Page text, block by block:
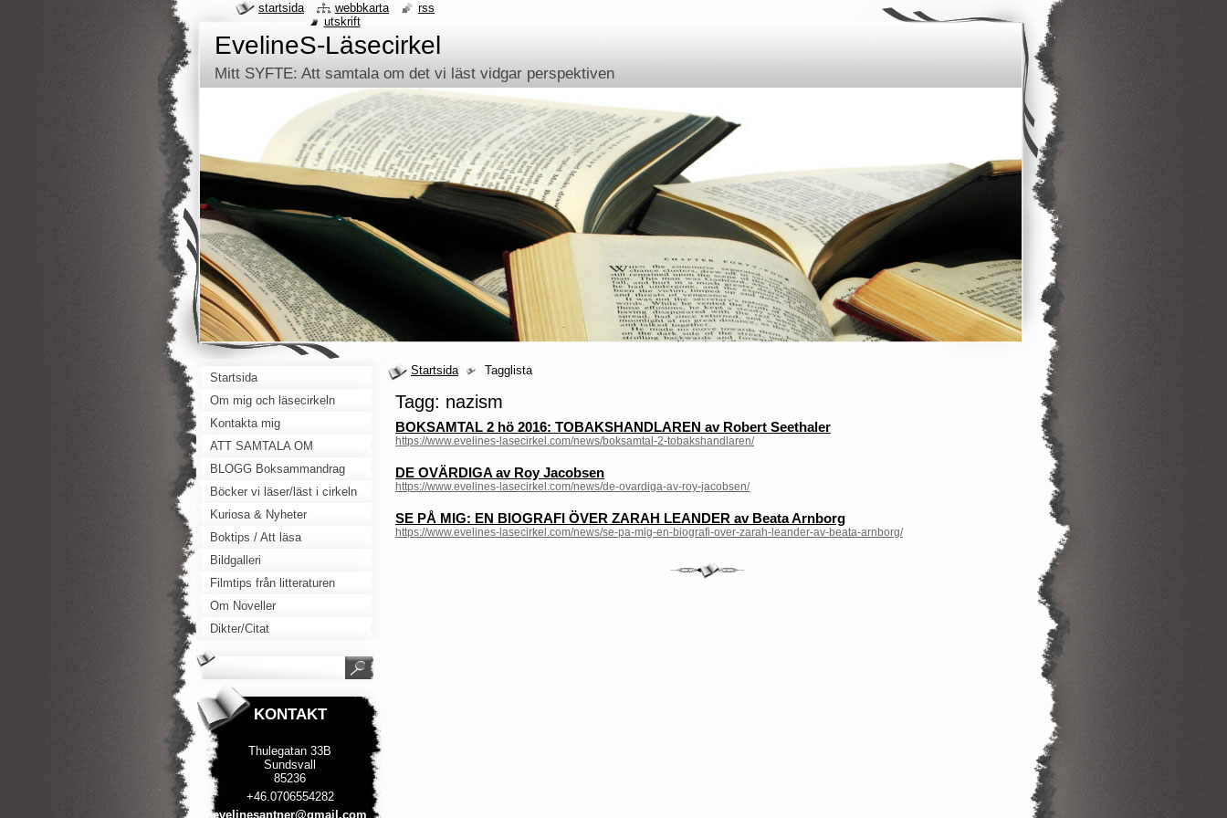
EvelineS-Läsecirkel
Mitt SYFTE: Att samtala om det vi läst vidgar perspektiven
Startsida Tagglista
Tagg: nazism
BOKSAMTAL 2 hö 2016: TOBAKSHANDLAREN av Robert Seethaler
https://www.evelines-lasecirkel.com/news/boksamtal-2-tobakshandlaren/
DE OVÄRDIGA av Roy Jacobsen
https://www.evelines-lasecirkel.com/news/de-ovardiga-av-roy-jacobsen/
SE PÅ MIG: EN BIOGRAFI ÖVER ZARAH LEANDER av Beata Arnborg
https://www.evelines-lasecirkel.com/news/se-pa-mig-en-biografi-over-zarah-leander-av-beata-arnborg/
Startsida
Om mig och läsecirkeln
Kontakta mig
ATT SAMTALA OM
BLOGG Boksammandrag
Böcker vi läser/läst i cirkeln
Kuriosa & Nyheter
Boktips / Att läsa
Bildgalleri
Filmtips från litteraturen
Om Noveller
Dikter/Citat
KONTAKT
Thulegatan 33B
Sundsvall
85236
+46.0706554282
evelinesantner@gmail.com
startsida webbkarta
rss
utskrift